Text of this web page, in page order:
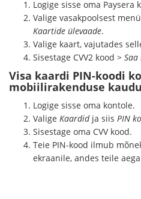
Logige sisse oma Paysera
Valige vasakpoolsest
Kaartide ülevaade.
Valige kaart, vajutades
Sisestage CVV2 kood > Saa
Visa kaardi PIN-koodi
mobiilirakenduse kaudu
Logige sisse oma kontole.
Valige Kaardidja siis PIN
Sisestage oma CVV kood.
Teie PIN-kood ilmub
ekraanile, andes teile